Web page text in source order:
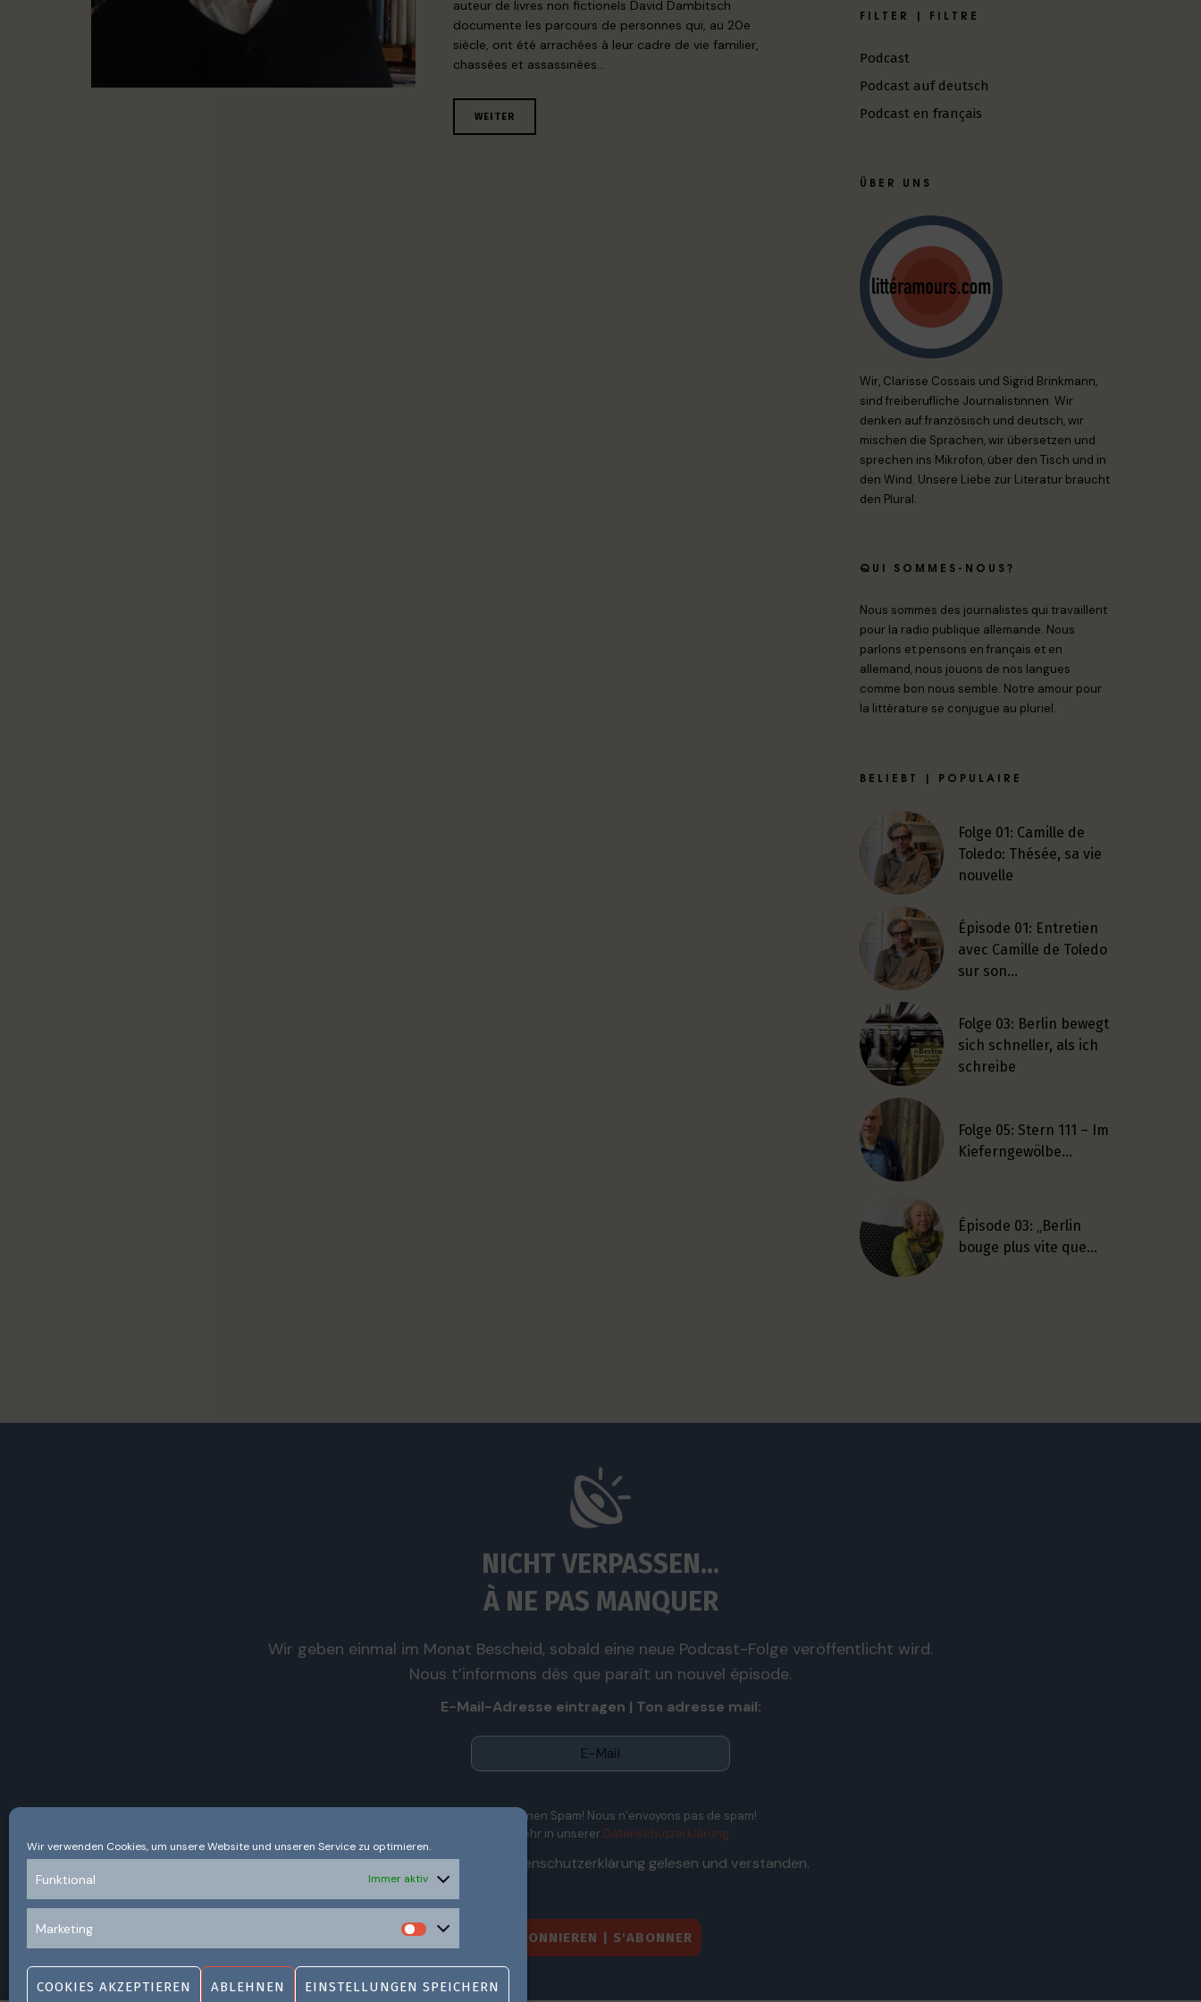
Wir verwenden Cookies, um unsere Website und unseren Service zu optimieren.
Funktional Immer aktiv
Marketing
COOKIES AKZEPTIEREN ABLEHNEN EINSTELLUNGEN SPEICHERN
auteur de livres non fictionels David Dambitsch
documente les parcours de personnes qui, au 20e
siècle, ont été arrachées à leur cadre de vie familier,
chassées et assassinées…
WEITER
FILTER | FILTRE
Podcast
Podcast auf deutsch
Podcast en français
ÜBER UNS
Wir, Clarisse Cossais und Sigrid Brinkmann,
sind freiberufliche Journalistinnen. Wir
denken auf französisch und deutsch, wir
mischen die Sprachen, wir übersetzen und
sprechen ins Mikrofon, über den Tisch und in
den Wind. Unsere Liebe zur Literatur braucht
den Plural.
QUI SOMMES-NOUS?
Nous sommes des journalistes qui travaillent
pour la radio publique allemande. Nous
parlons et pensons en français et en
allemand, nous jouons de nos langues
comme bon nous semble. Notre amour pour
la littérature se conjugue au pluriel.
BELIEBT | POPULAIRE
Folge 01: Camille de
Toledo: Thésée, sa vie
nouvelle
Épisode 01: Entretien
avec Camille de Toledo
sur son…
Folge 03: Berlin bewegt
sich schneller, als ich
schreibe
Folge 05: Stern 111 – Im
Kieferngewölbe…
Épisode 03: „Berlin
bouge plus vite que…
NICHT VERPASSEN...
À NE PAS MANQUER
Wir geben einmal im Monat Bescheid, sobald eine neue Podcast-Folge veröffentlicht wird.
Nous t’informons dès que paraît un nouvel épisode.
E-Mail-Adresse eintragen | Ton adresse mail:
Wir senden keinen Spam! Nous n’envoyons pas de spam!
Erfahre mehr in unserer Datenschutzerklärung.
Ich habe die Datenschutzerklärung gelesen und verstanden.